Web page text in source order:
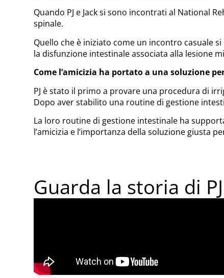
Quando PJ e Jack si sono incontrati al National
spinale.
Quello che è iniziato come un incontro casuale
la disfunzione intestinale associata alla lesione
Come l’amicizia ha portato a una soluzione
PJ è stato il primo a provare una procedura di
Dopo aver stabilito una routine di gestione
La loro routine di gestione intestinale ha
l’amicizia e l’importanza della soluzione giusta
Guarda la storia di